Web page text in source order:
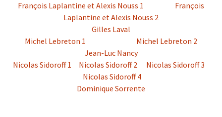
François Laplantine et Alexis Nouss 1
François
Laplantine et Alexis Nouss 2
Gilles Laval
Michel Lebreton 1
Michel Lebreton 2
Jean-Luc Nancy
Nicolas Sidoroff 1
Nicolas Sidoroff 2
Nicolas Sidoroff 3
Nicolas Sidoroff 4
Dominique Sorrente